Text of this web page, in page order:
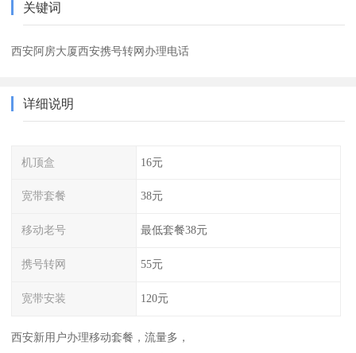
关键词
西安阿房大厦西安携号转网办理电话
详细说明
机顶盒 16元
宽带套餐 38元
移动老号 最低套餐38元
携号转网 55元
宽带安装 120元
西安新用户办理移动套餐，流量多，